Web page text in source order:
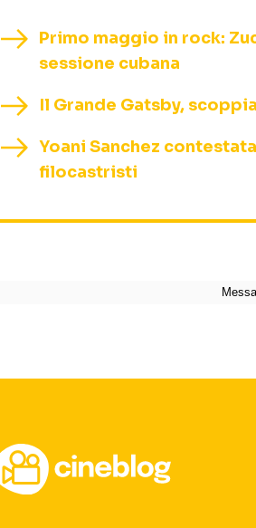
Primo maggio in rock:
sessione cubana
Il Grande Gatsby,
Yoani Sanchez
filocastristi